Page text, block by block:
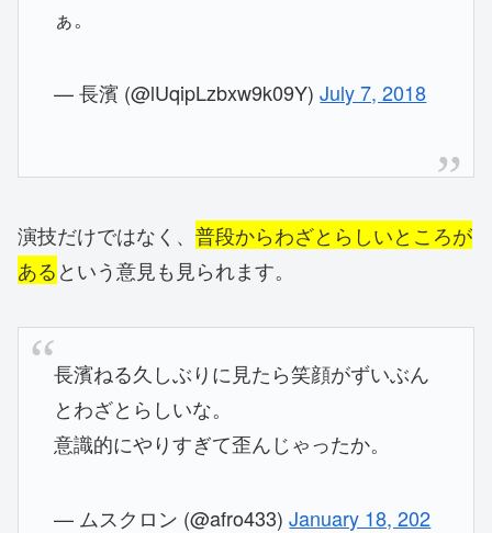
ぁ。
— 長濱 (@lUqipLzbxw9k09Y)July 7, 2018
演技だけではなく、 普段からわざとらしいところが
あるという意見も見られます。
長濱ねる久しぶりに見たら笑顔がずいぶん
とわざとらしいな。
意識的にやりすぎて歪んじゃったか。
— ムスクロン (@afro433)January 18, 202